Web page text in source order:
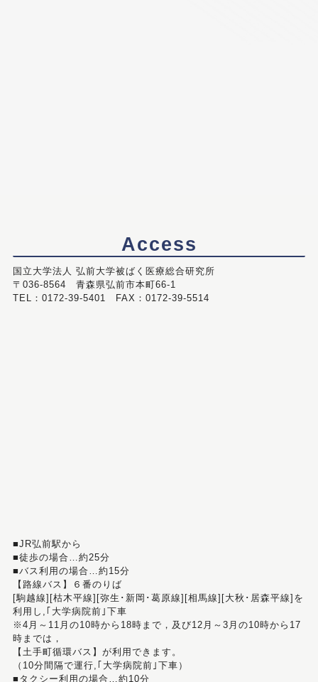
Access
国立大学法人 弘前大学被ばく医療総合研究所
〒036-8564 青森県弘前市本町66-1
TEL：0172-39-5401 FAX：0172-39-5514
■JR弘前駅から
■徒歩の場合…約25分
■バス利用の場合…約15分
【路線バス】６番のりば
[駒越線][枯木平線][弥生･新岡･葛原線][相馬線][大秋･居森平線]を
利用し,｢大学病院前｣下車
※4月～11月の10時から18時まで，及び12月～3月の10時から17
時までは，
【土手町循環バス】が利用できます。
（10分間隔で運行,｢大学病院前｣下車）
■タクシー利用の場合…約10分